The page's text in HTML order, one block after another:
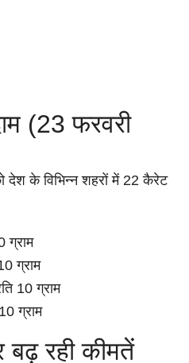
(23 फरवरी
के विभिन्न शहरों में 22 कैरेट
ग्राम
ग्राम
10 ग्राम
ग्राम
बढ़ रही कीमतें